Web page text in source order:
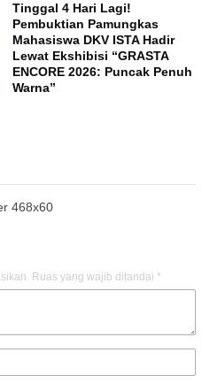
Tinggal 4 Hari Lagi!
Pembuktian Pamungkas
Mahasiswa DKV ISTA Hadir
Lewat Ekshibisi “GRASTA
ENCORE 2026: Puncak Penuh
Warna”
Ruas yang wajib ditandai *